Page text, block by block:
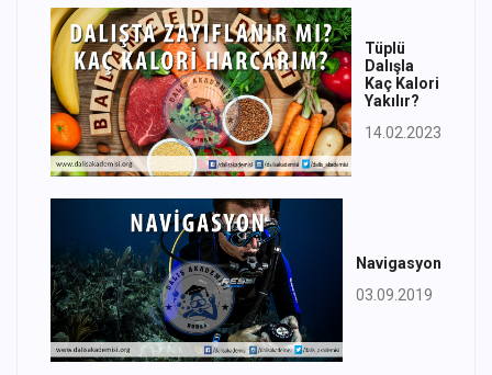
Tüplü
Dalışla
Kaç Kalori
Yakılır?
14.02.2023
Navigasyon
03.09.2019